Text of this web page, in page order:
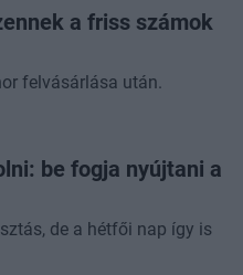
a friss számok
felvásárlása után.
be fogja nyújtani a
de a hétfői nap így is